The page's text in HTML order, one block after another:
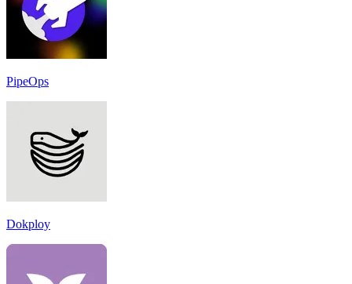
PipeOps
Dokploy